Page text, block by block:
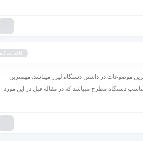
فاقد دیدگاه
موضوعات در داشتن دستگاه لیزر میباشد. مهمترین
دستگاه مطرح میباشد که در مقاله قبل در این مورد